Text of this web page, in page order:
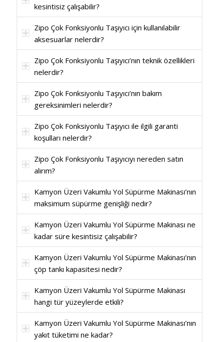
kesintisiz çalışabilir?
Zipo Çok Fonksiyonlu Taşıyıcı için kullanılabilir
aksesuarlar nelerdir?
Zipo Çok Fonksiyonlu Taşıyıcı’nın teknik özellikleri
nelerdir?
Zipo Çok Fonksiyonlu Taşıyıcı’nın bakım
gereksinimleri nelerdir?
Zipo Çok Fonksiyonlu Taşıyıcı ile ilgili garanti
koşulları nelerdir?
Zipo Çok Fonksiyonlu Taşıyıcıyı nereden satın
alırım?
Kamyon Üzeri Vakumlu Yol Süpürme Makinası’nın
maksimum süpürme genişliği nedir?
Kamyon Üzeri Vakumlu Yol Süpürme Makinası ne
kadar süre kesintisiz çalışabilir?
Kamyon Üzeri Vakumlu Yol Süpürme Makinası’nın
çöp tankı kapasitesi nedir?
Kamyon Üzeri Vakumlu Yol Süpürme Makinası
hangi tür yüzeylerde etkili?
Kamyon Üzeri Vakumlu Yol Süpürme Makinası’nın
yakıt tüketimi ne kadar?